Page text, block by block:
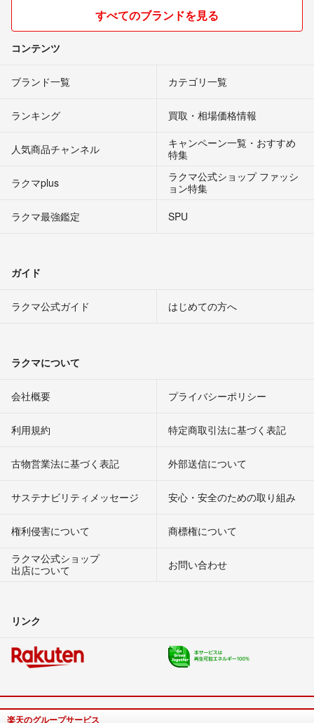
すべてのブランドを見る
コンテンツ
ブランド一覧 カテゴリ一覧
ランキング 買取・相場価格情報
人気商品チャンネル
キャンペーン一覧・おすすめ
特集
ラクマplus
ラクマ公式ショップ ファッシ
ョン特集
ラクマ最強鑑定
SPU
ガイド
ラクマ公式ガイド はじめての方へ
ラクマについて
会社概要 プライバシーポリシー
利用規約 特定商取引法に基づく表記
古物営業法に基づく表記 外部送信について
サステナビリティメッセージ 安心・安全のための取り組み
権利侵害について
商標権について
ラクマ公式ショップ
出店について
お問い合わせ
リンク
楽天のグループサービス